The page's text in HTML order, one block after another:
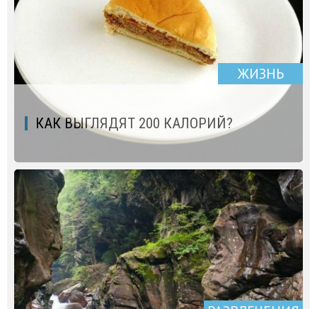
ЖИЗНЬ
КАК ВЫГЛЯДЯТ 200 КАЛОРИЙ?